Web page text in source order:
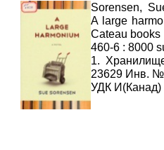
Sorensen,
A large
Cateau
460-6 : 8000
1.
23629 Инв. №
УДК И(Канад)